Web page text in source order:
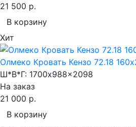
21 500 р.
В корзину
Хит
Олмеко Кровать Кензо 72.18
Ш*В*Г: 1700x988x2098
На заказ
21 000 р.
В корзину